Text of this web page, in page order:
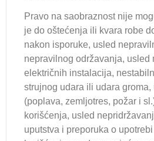
Pravo na saobraznost nije
je do oštećenja ili kvara robe
nakon isporuke, usled
nepravilnog održavanja, usled
električnih instalacija,
strujnog udara ili udara
(poplava, zemljotres, požar i
korišćenja, usled
uputstva i preporuka o